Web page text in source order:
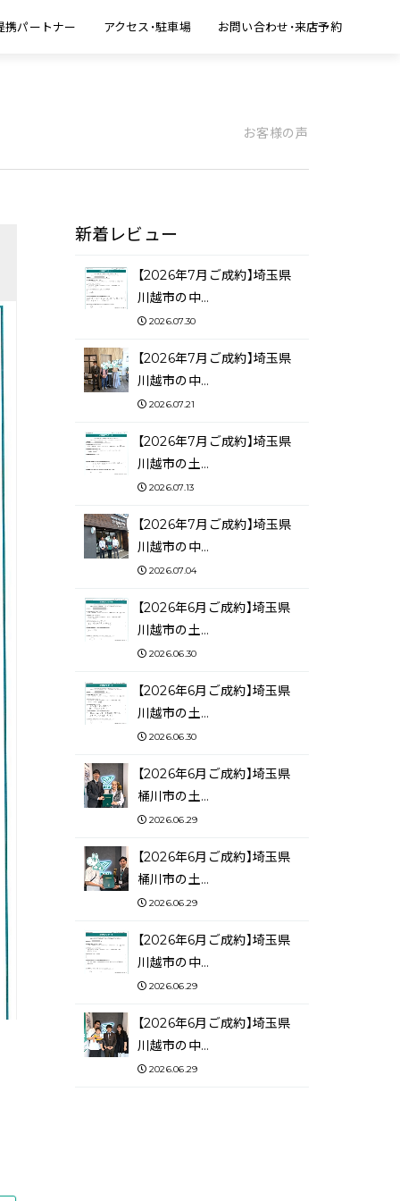
携パートナー アクセス・駐車場 お問い合わせ・来店予約
お客様の声
新着レビュー
【2026年7月ご成約】埼玉県
川越市の中…
2026.07.30
【2026年7月ご成約】埼玉県
川越市の中…
2026.07.21
【2026年7月ご成約】埼玉県
川越市の土…
2026.07.13
【2026年7月ご成約】埼玉県
川越市の中…
2026.07.04
【2026年6月ご成約】埼玉県
川越市の土…
2026.06.30
【2026年6月ご成約】埼玉県
川越市の土…
2026.06.30
【2026年6月ご成約】埼玉県
桶川市の土…
2026.06.29
【2026年6月ご成約】埼玉県
桶川市の土…
2026.06.29
【2026年6月ご成約】埼玉県
川越市の中…
2026.06.29
【2026年6月ご成約】埼玉県
川越市の中…
2026.06.29